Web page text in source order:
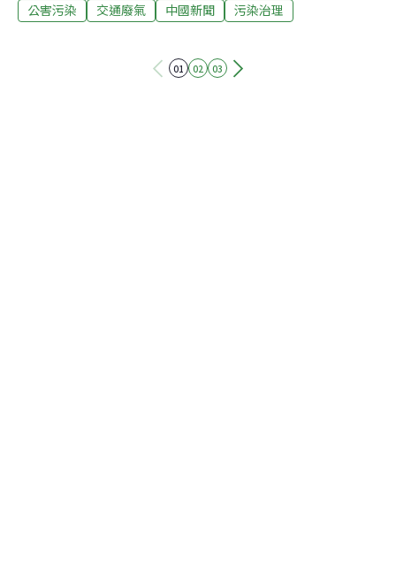
度污染，首要污染物為細懸浮微粒（PM2.5）。15日，北
染持續加重。14日，北京市PM2.5日均濃度為每立方公尺
公害污染 交通廢氣 中國新聞 污染治理
01 02 03